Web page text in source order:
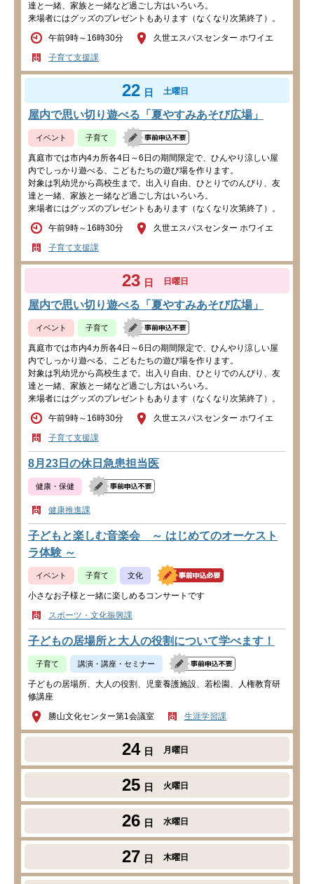
達と一緒、家族と一緒など過ごし方はいろいろ。
来場者にはグッズのプレゼントもあります（なくなり次第終了）。
午前9時～16時30分
久世エスパスセンター ホワイエ
子育て支援課
22 日 土曜日
屋内で思い切り遊べる「夏やすみあそび広場」
イベント 子育て
真庭市では市内4カ所各4日～6日の期間限定で、ひんやり涼しい屋
内でしっかり遊べる、こどもたちの遊び場を作ります。
対象は乳幼児から高校生まで。出入り自由、ひとりでのんびり、友
達と一緒、家族と一緒など過ごし方はいろいろ。
来場者にはグッズのプレゼントもあります（なくなり次第終了）。
午前9時～16時30分
久世エスパスセンター ホワイエ
子育て支援課
23 日 日曜日
屋内で思い切り遊べる「夏やすみあそび広場」
イベント 子育て
真庭市では市内4カ所各4日～6日の期間限定で、ひんやり涼しい屋
内でしっかり遊べる、こどもたちの遊び場を作ります。
対象は乳幼児から高校生まで。出入り自由、ひとりでのんびり、友
達と一緒、家族と一緒など過ごし方はいろいろ。
来場者にはグッズのプレゼントもあります（なくなり次第終了）。
午前9時～16時30分
久世エスパスセンター ホワイエ
子育て支援課
8月23日の休日急患担当医
健康・保健
健康推進課
子どもと楽しむ音楽会 ～ はじめてのオーケスト
ラ体験 ～
イベント 子育て 文化
小さなお子様と一緒に楽しめるコンサートです
スポーツ・文化振興課
子どもの居場所と大人の役割について学べます！
子育て 講演・講座・セミナー
子どもの居場所、大人の役割、児童養護施設、若松園、人権教育研
修講座
勝山文化センター第1会議室
生涯学習課
24 日 月曜日
25 日 火曜日
26 日 水曜日
27 日 木曜日